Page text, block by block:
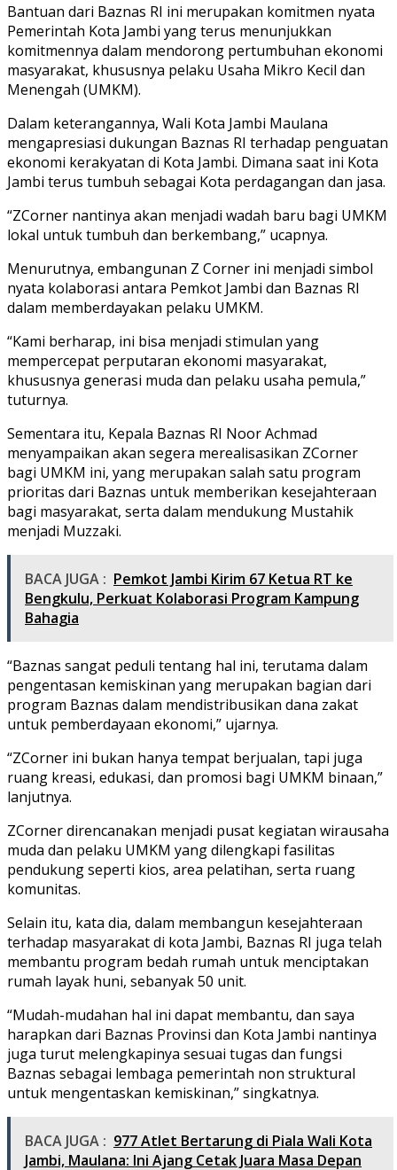
Bantuan dari Baznas RI ini merupakan komitmen nyata
Pemerintah Kota Jambi yang terus menunjukkan
komitmennya dalam mendorong pertumbuhan ekonomi
masyarakat, khususnya pelaku Usaha Mikro Kecil dan
Menengah (UMKM).
Dalam keterangannya, Wali Kota Jambi Maulana
mengapresiasi dukungan Baznas RI terhadap penguatan
ekonomi kerakyatan di Kota Jambi. Dimana saat ini Kota
Jambi terus tumbuh sebagai Kota perdagangan dan jasa.
“ZCorner nantinya akan menjadi wadah baru bagi UMKM
lokal untuk tumbuh dan berkembang,” ucapnya.
Menurutnya, embangunan Z Corner ini menjadi simbol
nyata kolaborasi antara Pemkot Jambi dan Baznas RI
dalam memberdayakan pelaku UMKM.
“Kami berharap, ini bisa menjadi stimulan yang
mempercepat perputaran ekonomi masyarakat,
khususnya generasi muda dan pelaku usaha pemula,”
tuturnya.
Sementara itu, Kepala Baznas RI Noor Achmad
menyampaikan akan segera merealisasikan ZCorner
bagi UMKM ini, yang merupakan salah satu program
prioritas dari Baznas untuk memberikan kesejahteraan
bagi masyarakat, serta dalam mendukung Mustahik
menjadi Muzzaki.
BACA JUGA : Pemkot Jambi Kirim 67 Ketua RT ke
Bengkulu, Perkuat Kolaborasi Program Kampung
Bahagia
“Baznas sangat peduli tentang hal ini, terutama dalam
pengentasan kemiskinan yang merupakan bagian dari
program Baznas dalam mendistribusikan dana zakat
untuk pemberdayaan ekonomi,” ujarnya.
“ZCorner ini bukan hanya tempat berjualan, tapi juga
ruang kreasi, edukasi, dan promosi bagi UMKM binaan,”
lanjutnya.
ZCorner direncanakan menjadi pusat kegiatan wirausaha
muda dan pelaku UMKM yang dilengkapi fasilitas
pendukung seperti kios, area pelatihan, serta ruang
komunitas.
Selain itu, kata dia, dalam membangun kesejahteraan
terhadap masyarakat di kota Jambi, Baznas RI juga telah
membantu program bedah rumah untuk menciptakan
rumah layak huni, sebanyak 50 unit.
“Mudah-mudahan hal ini dapat membantu, dan saya
harapkan dari Baznas Provinsi dan Kota Jambi nantinya
juga turut melengkapinya sesuai tugas dan fungsi
Baznas sebagai lembaga pemerintah non struktural
untuk mengentaskan kemiskinan,” singkatnya.
BACA JUGA : 977 Atlet Bertarung di Piala Wali Kota
Jambi, Maulana: Ini Ajang Cetak Juara Masa Depan